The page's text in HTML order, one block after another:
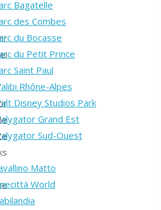
Bagatelle
des Combes
du Bocasse
du Petit Prince
Saint Paul
Rhône-Alpes
Disney Studios Park
Grand Est
Sud-Ouest
Matto
World